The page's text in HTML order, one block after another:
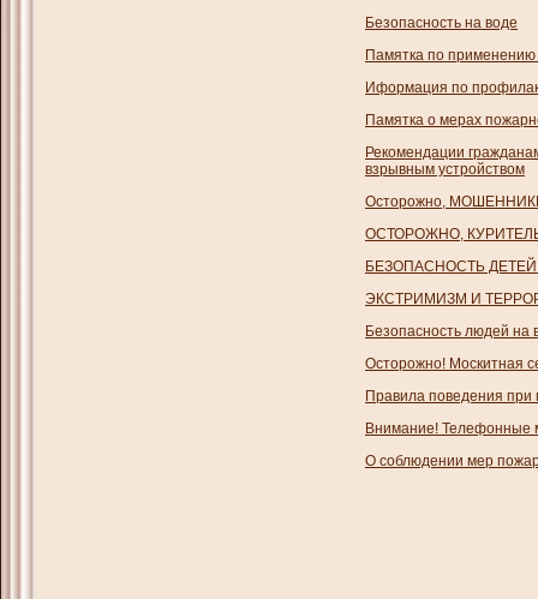
Безопасность на воде
Памятка по применению
Иформация по
Памятка о мерах
Рекомендации
взрывным устройством
Осторожно,
ОСТОРОЖНО,
БЕЗОПАСНОСТЬ
ЭКСТРИМИЗМ И
Безопасность людей на
Осторожно! Москитная
Правила поведения при
Внимание! Телефонные
О соблюдении мер